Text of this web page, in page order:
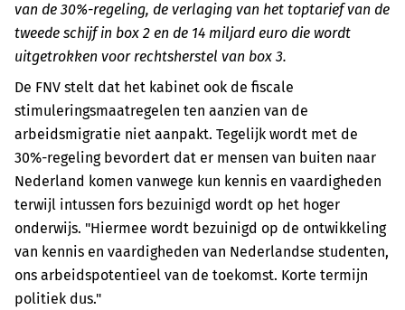
van de 30%-regeling, de verlaging van het toptarief van de
tweede schijf in box 2 en de 14 miljard euro die wordt
uitgetrokken voor rechtsherstel van box 3.
De FNV stelt dat het kabinet ook de fiscale
stimuleringsmaatregelen ten aanzien van de
arbeidsmigratie niet aanpakt. Tegelijk wordt met de
30%-regeling bevordert dat er mensen van buiten naar
Nederland komen vanwege kun kennis en vaardigheden
terwijl intussen fors bezuinigd wordt op het hoger
onderwijs. "Hiermee wordt bezuinigd op de ontwikkeling
van kennis en vaardigheden van Nederlandse studenten,
ons arbeidspotentieel van de toekomst. Korte termijn
politiek dus."